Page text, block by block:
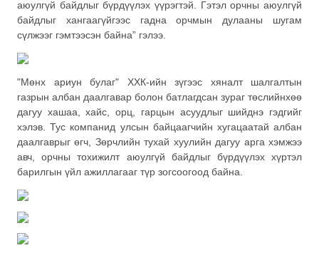
аюулгүй байдлыг бүрдүүлэх үүрэгтэй. Гэтэл орчны аюулгүй
байдлыг хангаагүйгээс гадна орчмын дулааны шугам
сүлжээг гэмтээсэн байна” гэлээ.
"Мөнх ариун булаг" ХХК-ийн зүгээс хяналт шалгалтын
газрын албан даалгавар болон батлагдсан зураг төслийнхөө
дагуу хашаа, хайс, орц, гарцын асуудлыг шийднэ гэдгийг
хэлэв. Тус компанид улсын байцаагчийн хугацаатай албан
даалгаврыг өгч, Зөрчлийн тухай хуулийн дагуу арга хэмжээ
авч, орчны тохижилт аюулгүй байдлыг бүрдүүлэх хүртэл
барилгын үйл ажиллагааг түр зогсоогоод байна.